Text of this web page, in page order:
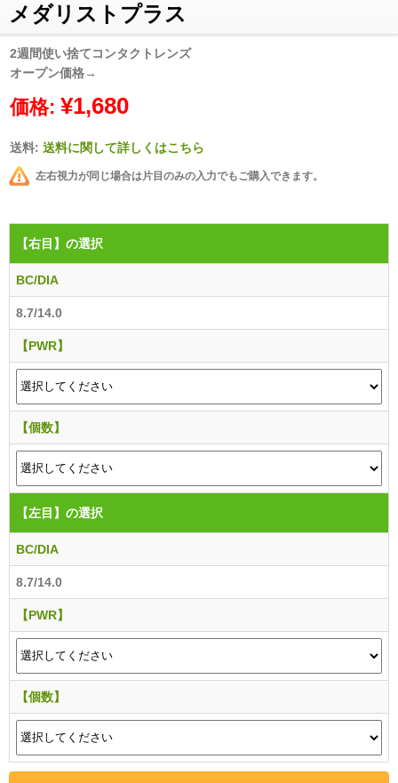
メダリストプラス
2週間使い捨てコンタクトレンズ
オープン価格→
価格:¥1,680
送料:送料に関して詳しくはこちら
左右視力が同じ場合は片目のみの入力でもご購入できます。
【右目】 の選択
BC/DIA
8.7/14.0
【PWR】
【個数】
【左目】 の選択
BC/DIA
8.7/14.0
【PWR】
【個数】